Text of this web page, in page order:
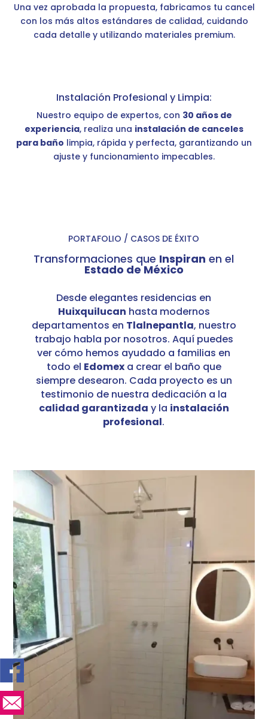
Una vez aprobada la propuesta, fabricamos tu cancel
con los más altos estándares de calidad, cuidando
cada detalle y utilizando materiales premium.
Instalación Profesional y Limpia:
Nuestro equipo de expertos, con 30 años de
experiencia, realiza una instalación de canceles
para baño limpia, rápida y perfecta, garantizando un
ajuste y funcionamiento impecables.
PORTAFOLIO / CASOS DE ÉXITO
Transformaciones que Inspiran en el
Estado de México
Desde elegantes residencias en
Huixquilucan hasta modernos
departamentos en Tlalnepantla, nuestro
trabajo habla por nosotros. Aquí puedes
ver cómo hemos ayudado a familias en
todo el Edomexa crear el baño que
siempre desearon. Cada proyecto es un
testimonio de nuestra dedicación a la
calidad garantizada y la instalación
profesional.